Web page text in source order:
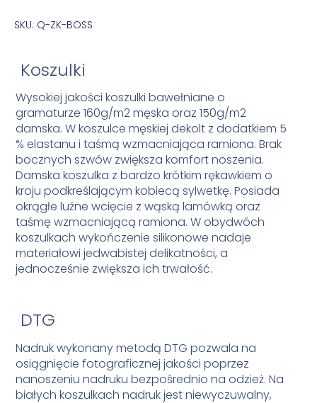
SKU: Q-ZK-BOSS
Koszulki
Wysokiej jakości koszulki bawełniane o
gramaturze 160g/m2 męska oraz 150g/m2
damska. W koszulce męskiej dekolt z dodatkiem 5
% elastanu i taśmą wzmacniająca ramiona. Brak
bocznych szwów zwiększa komfort noszenia.
Damska koszulka z bardzo krótkim rękawkiem o
kroju podkreślającym kobiecą sylwetkę. Posiada
okrągłe luźne wcięcie z wąską lamówką oraz
taśmę wzmacniającą ramiona. W obydwóch
koszulkach wykończenie silikonowe nadaje
materiałowi jedwabistej delikatności, a
jednocześnie zwiększa ich trwałość.
DTG
Nadruk wykonany metodą DTG pozwala na
osiągnięcie fotograficznej jakości poprzez
nanoszeniu nadruku bezpośrednio na odzież. Na
białych koszulkach nadruk jest niewyczuwalny,